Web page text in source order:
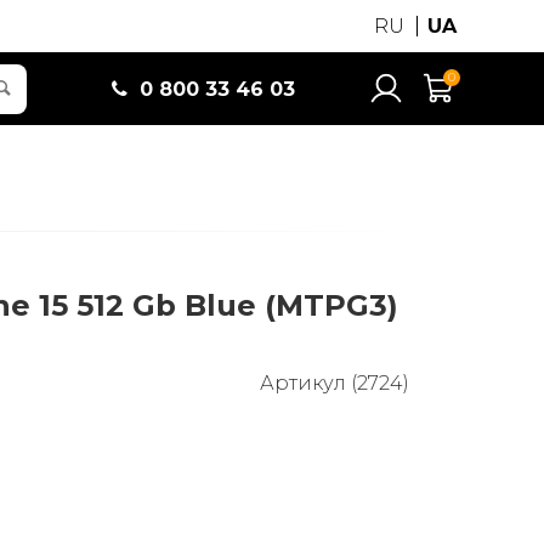
RU UA
0 800 33 46 03
0
15 512 Gb Blue (MTPG3)
Артикул (2724)